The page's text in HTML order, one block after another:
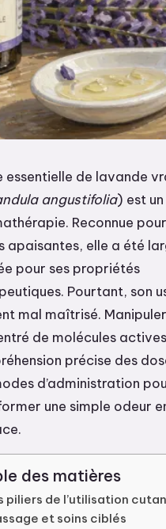
essentielle de lavande
angustifolia) est
Reconnue
apaisantes, elle a été
pour ses propriétés
Pourtant, son
mal maîtrisé.
de molécules
précise des
d’administration
une simple odeur
des matières
piliers de l’utilisation
et soins ciblés